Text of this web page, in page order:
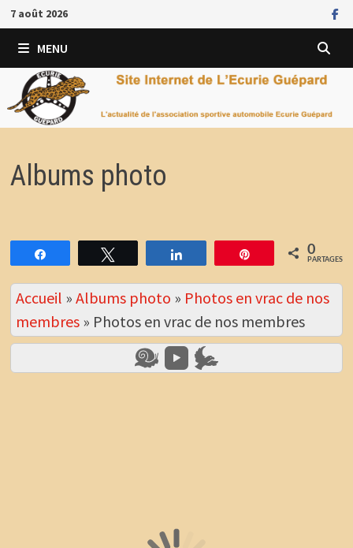
Passer
au
contenu
7 août 2026
MENU
Albums photo
Épingle 0
PARTAGES
Accueil » Albums photo » Photos en vrac de nos
membres» Photos en vrac de nos membres